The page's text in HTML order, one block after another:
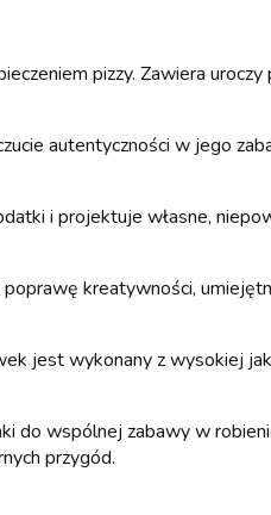
pizzy. Zawiera uroczy
autentyczności w jego
i projektuje własne,
kreatywności,
jest wykonany z wysokiej
do wspólnej zabawy w
przygód.